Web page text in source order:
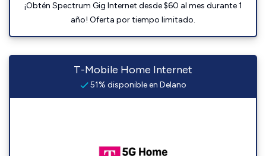
¡Obtén Spectrum Gig Internet desde $60 al mes durante 1
año! Oferta por tiempo limitado.
T-Mobile Home Internet
51% disponible en Delano